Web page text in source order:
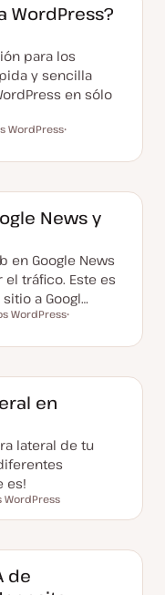
WordPress?
para los
y sencilla
en sólo
WordPress
m
News y
en Google News
tráfico. Este es
a Googl…
WordPress
m
en
lateral de tu
es!
WordPress
de